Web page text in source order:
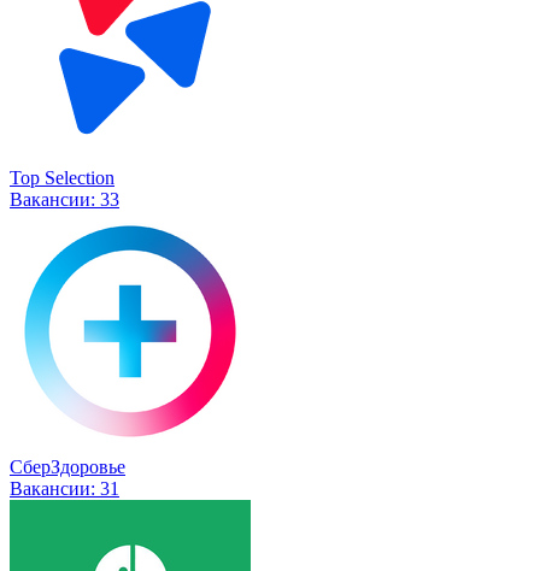
Top Selection
Вакансии: 33
СберЗдоровье
Вакансии: 31